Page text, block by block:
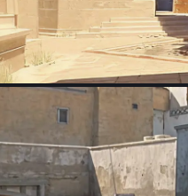
CSGO-2w3SK-HasGr-